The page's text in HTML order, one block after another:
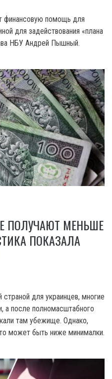
финансовую помощь для
для задействования «плана
НБУ Андрей Пышный.
ПОЛУЧАЮТ МЕНЬШЕ
ПОКАЗАЛА
для украинцев, многие
а после полномасштабного
там убежище. Однако,
может быть ниже минималки.